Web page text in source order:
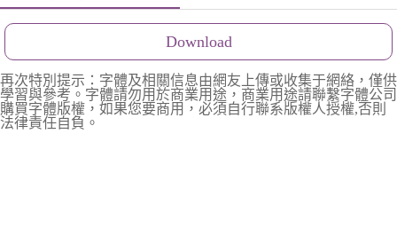
Download
再次特別提示：字體及相關信息由網友上傳或收集于網絡，僅供
學習與參考。字體請勿用於商業用途，商業用途請聯繫字體公司
購買字體版權，如果您要商用，必須自行聯系版權人授權,否則
法律責任自負。